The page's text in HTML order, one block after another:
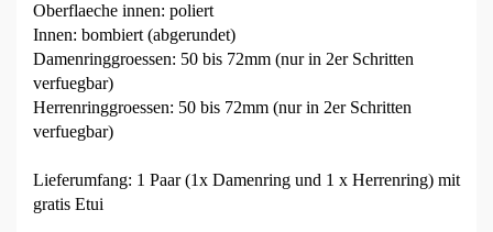
Oberflaeche innen: poliert
Innen: bombiert (abgerundet)
Damenringgroessen: 50 bis 72mm (nur in 2er Schritten
verfuegbar)
Herrenringgroessen: 50 bis 72mm (nur in 2er Schritten
verfuegbar)
Lieferumfang: 1 Paar (1x Damenring und 1 x Herrenring) mit
gratis Etui